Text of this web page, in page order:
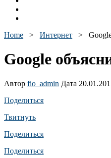
Home > Интернет >
Google
Автор fio_admin Дата
Поделиться
Твитнуть
Поделиться
Поделиться